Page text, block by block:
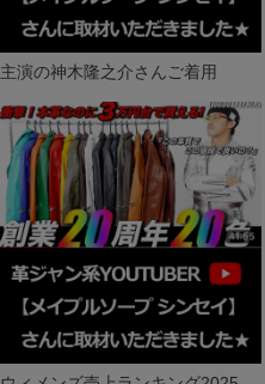
主演の神木隆之介さんご着用